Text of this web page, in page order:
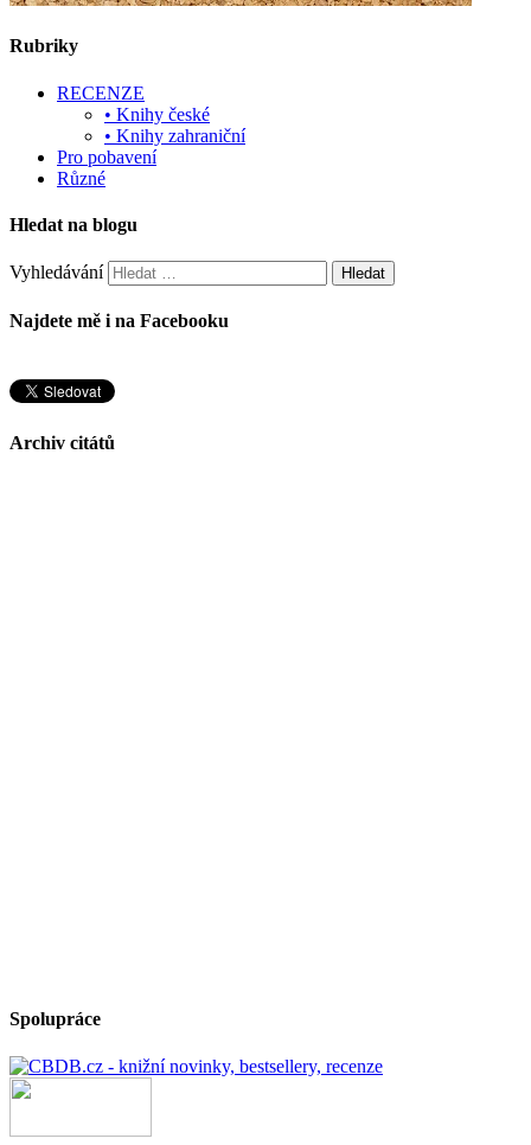
Rubriky
RECENZE
• Knihy české
• Knihy zahraniční
Pro pobavení
Různé
Hledat na blogu
Vyhledávání
Najdete mě i na Facebooku
Archiv citátů
Spolupráce